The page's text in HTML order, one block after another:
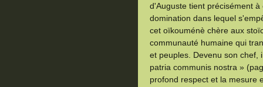
d'Auguste tient précisément
domination dans lequel
cet oïkouménè chère aux
communauté humaine qui
et peuples. Devenu son chef,
patria communis nostra »
profond respect et la mesure